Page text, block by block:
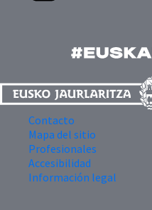
Contacto
Mapa del sitio
Profesionales
Accesibilidad
Información legal